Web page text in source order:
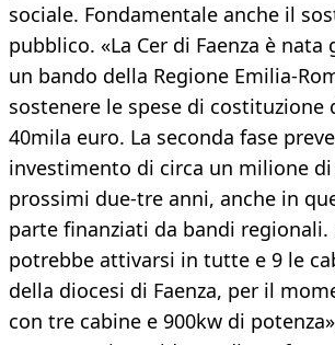
sociale. Fondamentale anche il
pubblico. «La Cer di Faenza è nata
un bando della Regione Emilia-
sostenere le spese di costituzione
40mila euro. La seconda fase
investimento di circa un milione
prossimi due-tre anni, anche in
parte finanziati da bandi
potrebbe attivarsi in tutte e 9 le
della diocesi di Faenza, per il
con tre cabine e 900kw di